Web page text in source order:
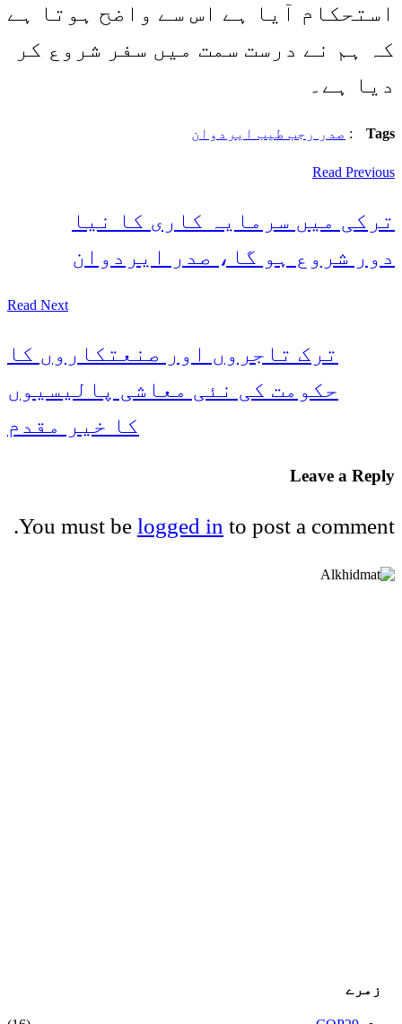
استحکام آیا ہے اس سے واضح ہوتا ہے
کہ ہم نے درست سمت میں سفر شروع کر
دیا ہے۔
Tags
: صدر رجب طیب ایردوان
Read Previous
ترکی میں سرمایہ کاری کا نیا
دور شروع ہو گا، صدر ایردوان
Read Next
ترک تاجروں اور صنعتکاروں کا
حکومت کی نئی معاشی پالیسیوں
کا خیر مقدم
Leave a Reply
You must be logged in to post a comment.
زمرے